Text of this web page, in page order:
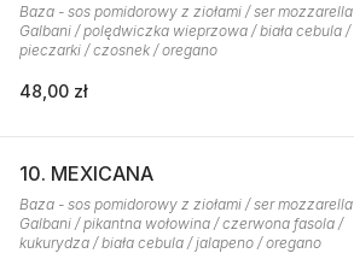
Baza - sos pomidorowy z ziołami / ser mozzarella
Galbani / polędwiczka wieprzowa / biała cebula /
pieczarki / czosnek / oregano
48,00 zł
10. MEXICANA
Baza - sos pomidorowy z ziołami / ser mozzarella
Galbani / pikantna wołowina / czerwona fasola /
kukurydza / biała cebula / jalapeno / oregano